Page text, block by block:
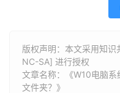
版权声明：本文采用知
NC-SA] 进行授权
文章名称：《W10电脑
文件夹？》